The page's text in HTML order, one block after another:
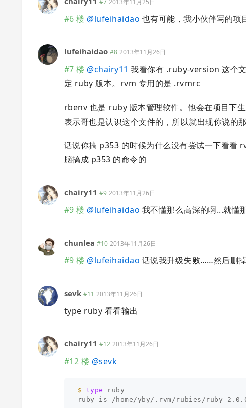
#7 2013年11月25日
#6 楼 @lufeihaidao 也有可能，我小伙伴写的
lufeihaidao #8 2013年11月26日
#7 楼 @chairy11 我看你有 .ruby-version 这个
定 ruby 版本。rvm 专用的是 .rvmrc
rbenv 也是 ruby 版本管理软件。他会在项目下
表示哥也是认识这个文件的，所以就出现你说的
话说你搞 p353 的时候为什么没有尝试一下看
脑搞成 p353 的命令的
chairy11 #9 2013年11月26日
#9 楼 @lufeihaidao 我不懂那么高深的啊...就懂
chunlea #10 2013年11月26日
#9 楼 @lufeihaidao 话说我升级失败……然后删掉
sevk #11 2013年11月26日
type ruby 看看输出
chairy11 #12 2013年11月26日
#12 楼 @sevk
$ type
ruby
ruby is /home/yby/.rvm/rubies/ruby-